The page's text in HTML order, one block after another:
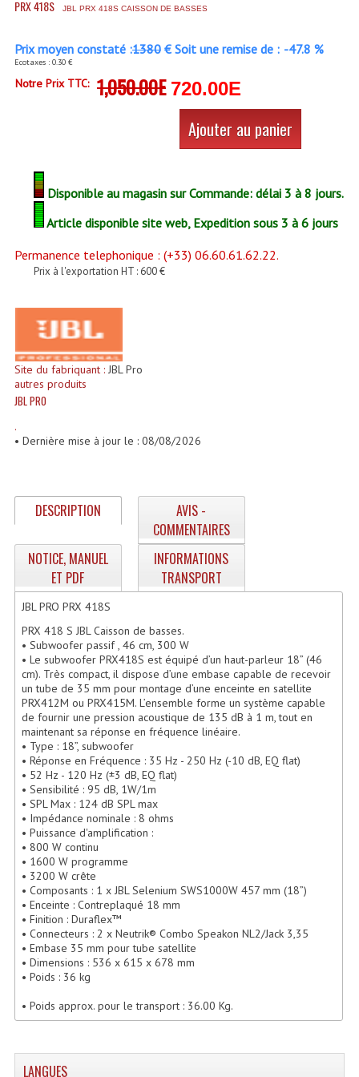
Accessoires Enceintes
Pieds D'enceintes
Casques Stéréo
Enceintes Et Caissons Basses
Enceintes Amplifiées Actives
Enceintes Passives Sono
Retours De Scène
Caisson De Basse Amplifié
Enceinte Nomade Bluetooth
Enceintes (Ecoutes De Studio)
Enceintes Autonomes Portables Amplifiées
Enceintes Hifi
Enceintes Monitoring
Filtres Actifs, Correcteurs
Haut-Parleurs Moteurs Tweeters Filtres
Filtres Passifs
Haut-Parleurs Amplis Guitare
Moteurs Pavillons Pour Enceinte
PRX 418S JBL PRX 418S CAISSON DE BASSES
Prix moyen constaté :1380€ Soit une remise de : -47.8 %
Ecotaxes : 0.30 €
Notre Prix TTC: 1,050.00E 720.00E
Ajouter au panier
Disponible au magasin sur Commande: délai 3 à 8 jours.
Article disponible site web, Expedition sous 3 à 6 jours
Permanence telephonique : (+33) 06.60.61.62.22.
Prix à l'exportation HT : 600 €
Site du fabriquant :JBL Pro
autres produits
JBL PRO
.
• Dernière mise à jour le : 08/08/2026
DESCRIPTION
AVIS -
COMMENTAIRES
NOTICE, MANUEL
ET PDF
INFORMATIONS
TRANSPORT
JBL PRO PRX 418S
PRX 418 S JBL Caisson de basses.
• Subwoofer passif , 46 cm, 300 W
• Le subwoofer PRX418S est équipé d’un haut-parleur 18” (46
cm). Très compact, il dispose d’une embase capable de recevoir
un tube de 35 mm pour montage d’une enceinte en satellite
PRX412M ou PRX415M. L’ensemble forme un système capable
de fournir une pression acoustique de 135 dB à 1 m, tout en
maintenant sa réponse en fréquence linéaire.
• Type : 18”, subwoofer
• Réponse en Fréquence : 35 Hz - 250 Hz (-10 dB, EQ flat)
• 52 Hz - 120 Hz (±3 dB, EQ flat)
• Sensibilité : 95 dB, 1W/1m
• SPL Max : 124 dB SPL max
• Impédance nominale : 8 ohms
• Puissance d'amplification :
• 800 W continu
• 1600 W programme
• 3200 W crête
• Composants : 1 x JBL Selenium SWS1000W 457 mm (18”)
• Enceinte : Contreplaqué 18 mm
• Finition : Duraflex™
• Connecteurs : 2 x Neutrik® Combo Speakon NL2/Jack 3,35
• Embase 35 mm pour tube satellite
• Dimensions : 536 x 615 x 678 mm
• Poids : 36 kg
• Poids approx. pour le transport : 36.00 Kg.
LANGUES